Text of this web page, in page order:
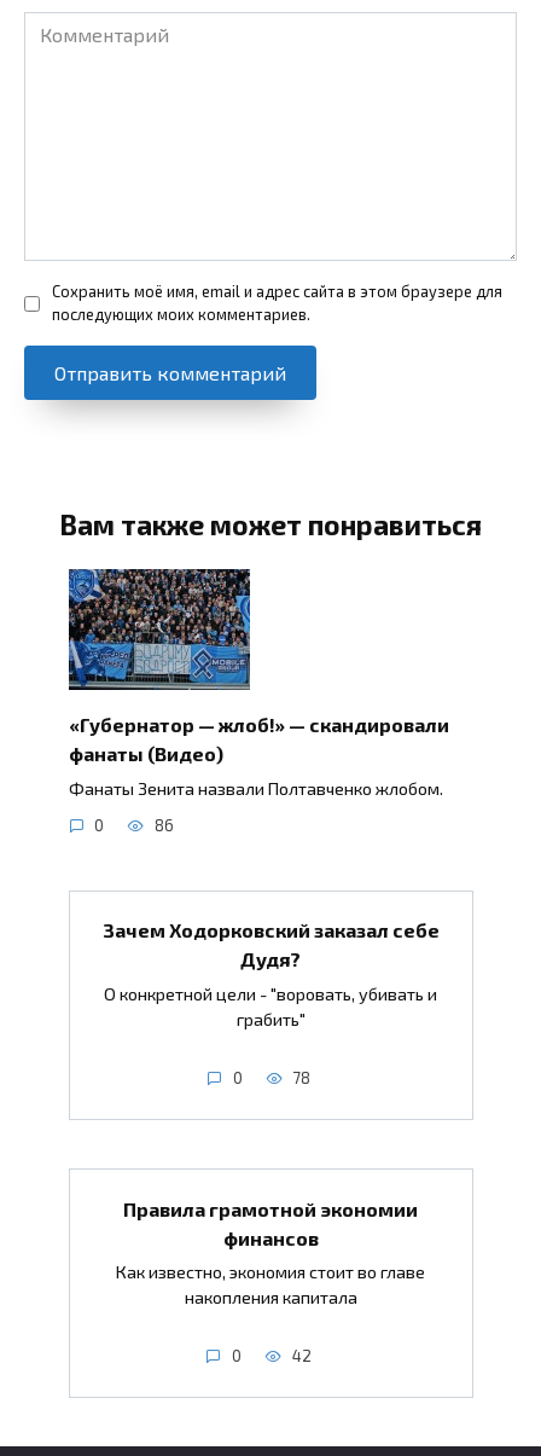
Комментарий
Сохранить моё имя, email и адрес сайта в этом браузере для
последующих моих комментариев.
Вам также может понравиться
«Губернатор — жлоб!» — скандировали
фанаты (Видео)
Фанаты Зенита назвали Полтавченко жлобом.
0 86
Зачем Ходорковский заказал себе
Дудя?
О конкретной цели - "воровать, убивать и
грабить"
0 78
Правила грамотной экономии
финансов
Как известно, экономия стоит во главе
накопления капитала
0 42